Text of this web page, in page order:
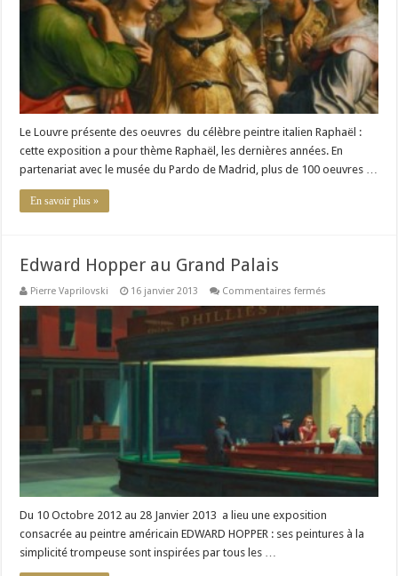
Le Louvre présente des oeuvres du célèbre peintre italien Raphaël :
cette exposition a pour thème Raphaël, les dernières années. En
partenariat avec le musée du Pardo de Madrid, plus de 100 oeuvres …
En savoir plus »
Edward Hopper au Grand Palais
Pierre Vaprilovski 16 janvier 2013 Commentaires fermés
Hopper
Palais
Du 10 Octobre 2012 au 28 Janvier 2013 a lieu une exposition
consacrée au peintre américain EDWARD HOPPER : ses peintures à la
simplicité trompeuse sont inspirées par tous les …